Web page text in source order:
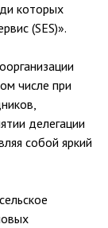
которых
(SES)».
числе при
делегации
собой яркий